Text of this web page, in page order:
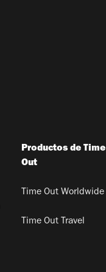
Productos de Time
Out
Time Out Worldwide
Time Out Travel